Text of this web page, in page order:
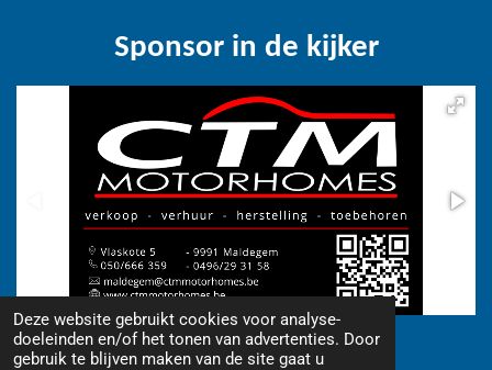
Deze website gebruikt cookies voor analyse-
doeleinden en/of het tonen van advertenties. Door
gebruik te blijven maken van de site gaat u
Sponsor in de kijker
© 2018 - 2026 www.camperfriends.be